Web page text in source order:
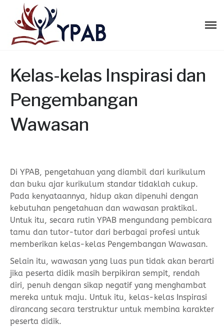
Kelas-kelas Inspirasi dan
Pengembangan
Wawasan
Di YPAB, pengetahuan yang diambil dari kurikulum
dan buku ajar kurikulum standar tidaklah cukup.
Pada kenyataannya, hidup akan dipenuhi dengan
kebutuhan pengetahuan dan wawasan praktikal.
Untuk itu, secara rutin YPAB mengundang pembicara
tamu dan tutor-tutor dari berbagai profesi untuk
memberikan kelas-kelas Pengembangan Wawasan.
Selain itu, wawasan yang luas pun tidak akan berarti
jika peserta didik masih berpikiran sempit, rendah
diri, penuh dengan sikap negatif yang menghambat
mereka untuk maju. Untuk itu, kelas-kelas Inspirasi
dirancang secara terstruktur untuk membina karakter
peserta didik.